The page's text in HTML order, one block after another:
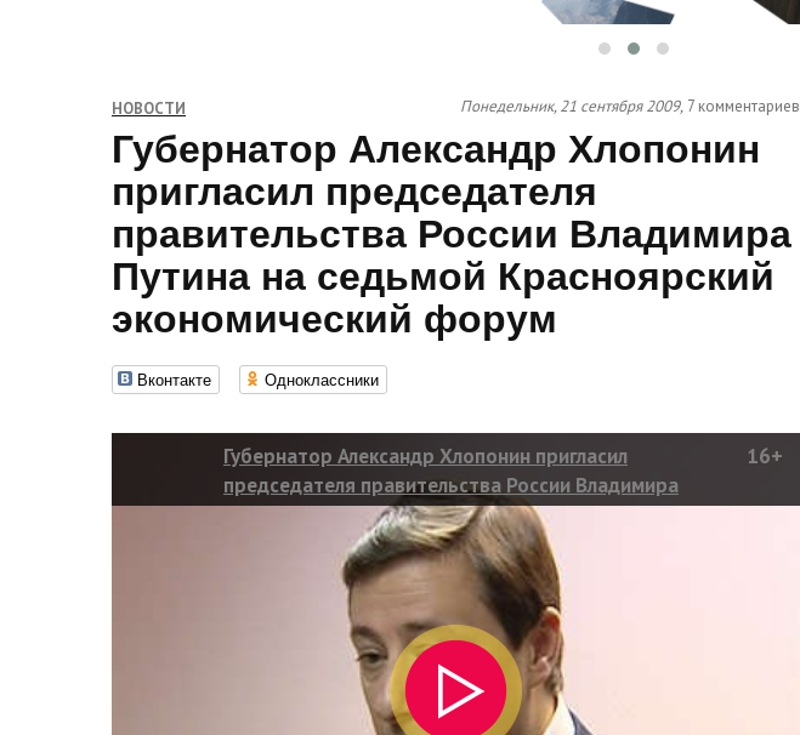
НОВОСТИ Понедельник, 21 сентября 2009, 7 комментариев
Губернатор Александр Хлопонин
пригласил председателя
правительства России Владимира
Путина на седьмой Красноярский
экономический форум
Вконтакте Одноклассники
Губернатор Александр Хлопонин пригласил
председателя правительства России Владимира
Путина на седьмой Красноярский экономический
16+